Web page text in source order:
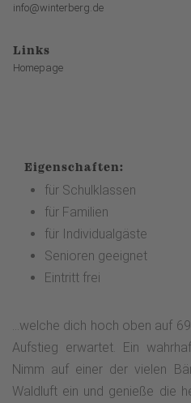
info@winterberg.de
Links
Homepage
Eigenschaften:
für Schulklassen
für Familien
für Individualgäste
Senioren geeignet
Eintritt frei
...welche dich hoch oben auf
Aufstieg erwartet. Ein
Nimm auf einer der vielen
Waldluft ein und genieße die